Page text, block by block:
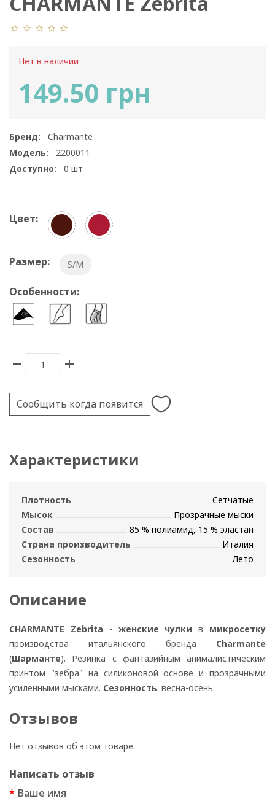
Нет в наличии
149.50 грн
Бренд:
Charmante
Модель:
2200011
Доступно:
0 шт.
Цвет:
Размер: S/M
Особенности:
Сообщить когда появится
Характеристики
Плотность
Сетчатые
Мысок
Прозрачные мыски
Состав
85 % полиамид, 15 % эластан
Страна производитель
Италия
Сезонность
Лето
Описание
CHARMANTE Zebrita - женские чулки в микросетку
производства итальянского бренда Charmante
(Шарманте). Резинка с фантазийным анималистическим
принтом "зебра" на силиконовой основе и прозрачными
усиленными мысками. Сезонность: весна-осень.
Отзывов
Нет отзывов об этом товаре.
Написать отзыв
Ваше имя